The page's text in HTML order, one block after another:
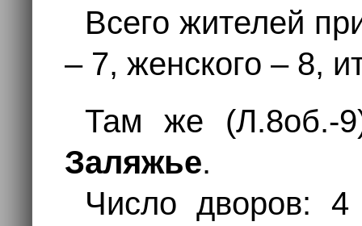
Всего жителей
– 7, женского – 8,
Там же (Л.8об.-
Заляжье.
Число дворов: